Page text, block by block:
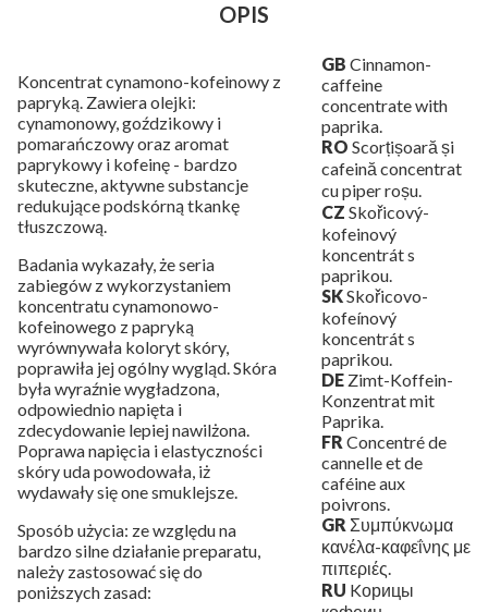
OPIS
Koncentrat cynamono-kofeinowy z
papryką. Zawiera olejki:
cynamonowy, goździkowy i
pomarańczowy oraz aromat
paprykowy i kofeinę - bardzo
skuteczne, aktywne substancje
redukujące podskórną tkankę
tłuszczową.
Badania wykazały, że seria
zabiegów z wykorzystaniem
koncentratu cynamonowo-
kofeinowego z papryką
wyrównywała koloryt skóry,
poprawiła jej ogólny wygląd. Skóra
była wyraźnie wygładzona,
odpowiednio napięta i
zdecydowanie lepiej nawilżona.
Poprawa napięcia i elastyczności
skóry uda powodowała, iż
wydawały się one smuklejsze.
Sposób użycia: ze względu na
bardzo silne działanie preparatu,
należy zastosować się do
poniższych zasad:
GB Cinnamon-
caffeine
concentrate with
paprika.
RO Scorțișoară și
cafeină concentrat
cu piper roșu.
CZ Skořicový-
kofeinový
koncentrát s
paprikou.
SKSkořicovo-
kofeínový
koncentrát s
paprikou.
DEZimt-Koffein-
Konzentrat mit
Paprika.
FR Concentré de
cannelle et de
caféine aux
poivrons.
GR Συμπύκνωμα
κανέλα-καφεΐνης με
πιπεριές.
RU Kорицы